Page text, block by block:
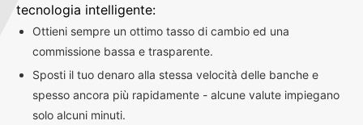
tecnologia intelligente:
Ottieni sempre un ottimo tasso di cambio ed una
commissione bassa e trasparente.
Sposti il tuo denaro alla stessa velocità delle banche e
spesso ancora più rapidamente - alcune valute impiegano
solo alcuni minuti.